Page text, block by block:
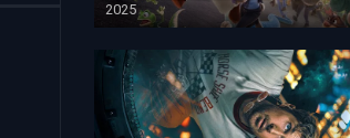
2025
HD 1080p